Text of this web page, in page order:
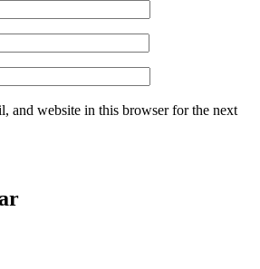
and website in this browser for the next